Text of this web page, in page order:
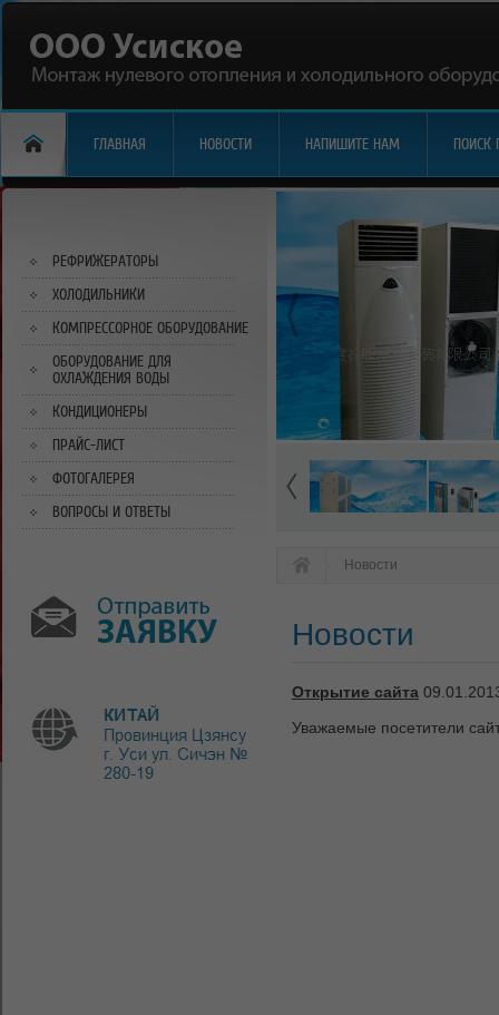
ГЛАВНАЯ НОВОСТИ НАПИШИТЕ НАМ ПОИСК
Новости
Новости
Открытие сайта
Уважаемые посетители
РЕФРИЖЕРАТОРЫ
ХОЛОДИЛЬНИКИ
КОМПРЕССОРНОЕ ОБОРУДОВАНИЕ
ОБОРУДОВАНИЕ ДЛЯ
ОХЛАЖДЕНИЯ ВОДЫ
КОНДИЦИОНЕРЫ
ПРАЙС-ЛИСТ
ФОТОГАЛЕРЕЯ
ВОПРОСЫ И ОТВЕТЫ